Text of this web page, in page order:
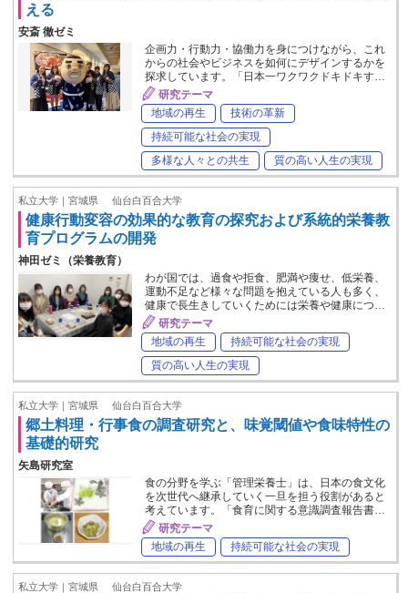
える
安斎 徹ゼミ
企画力・行動力・協働力を身につけながら、これ
からの社会やビジネスを如何にデザインするかを
探求しています。「日本一ワクワクドキドキす…
研究テーマ
地域の再生
技術の革新
持続可能な社会の実現
多様な人々との共生
質の高い人生の実現
私立大学｜宮城県 仙台白百合大学
健康行動変容の効果的な教育の探究および系統的栄養教
育プログラムの開発
神田ゼミ（栄養教育）
わが国では、過食や拒食、肥満や痩せ、低栄養、
運動不足など様々な問題を抱えている人も多く、
健康で長生きしていくためには栄養や健康につ…
研究テーマ
地域の再生
持続可能な社会の実現
質の高い人生の実現
私立大学｜宮城県 仙台白百合大学
郷土料理・行事食の調査研究と、味覚閾値や食味特性の
基礎的研究
矢島研究室
食の分野を学ぶ「管理栄養士」は、日本の食文化
を次世代へ継承していく一旦を担う役割があると
考えています。「食育に関する意識調査報告書…
研究テーマ
地域の再生
持続可能な社会の実現
私立大学｜宮城県 仙台白百合大学